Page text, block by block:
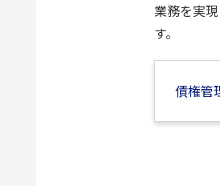
業務を実
す。
債権管